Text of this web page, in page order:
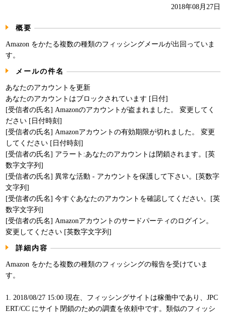
マンガでわかるフィッシング詐欺対策 5ヶ条
WG活動
パンフレット
2018年08月27日
概要
Amazon をかたる複数の種類のフィッシングメールが出回っていま
す。
メールの件名
あなたのアカウントを更新
あなたのアカウントはブロックされています [日付]
[受信者の氏名] Amazonのアカウントが盗まれました。 変更してく
ださい [日付時刻]
[受信者の氏名] Amazonアカウントの有効期限が切れました。 変更
してください [日付時刻]
[受信者の氏名] アラート:あなたのアカウントは閉鎖されます。[英
数字文字列]
[受信者の氏名] 異常な活動 - アカウントを保護して下さい。[英数字
文字列]
[受信者の氏名] 今すぐあなたのアカウントを確認してください。[英
数字文字列]
[受信者の氏名] Amazonアカウントのサードパーティのログイン。
変更してください [英数字文字列]
詳細内容
Amazon をかたる複数の種類のフィッシングの報告を受けていま
す。
1. 2018/08/27 15:00 現在、フィッシングサイトは稼働中であり、JPC
ERT/CC にサイト閉鎖のための調査を依頼中です。類似のフィッシ